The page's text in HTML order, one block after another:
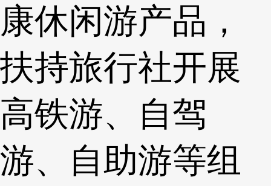
康休闲游产品，
扶持旅行社开展
高铁游、自驾
游、自助游等组